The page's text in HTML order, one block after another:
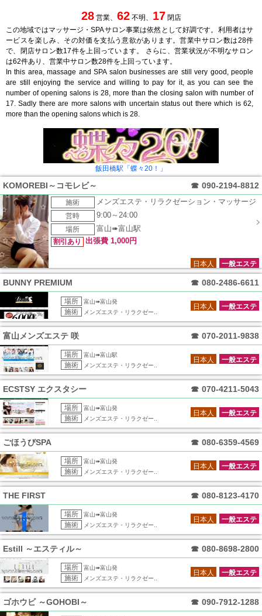
28営業、 62不明、 17 閉店
この地域ではマッサージ・SPAサロン事業は依然として好調です。利用者はサ
ービスを楽しみ、その対価を支払う意欲があります。営業中サロン数は28件
で、閉店サロン数17件を上回っています。 さらに、営業状況が不明なサロン
は62件あり、営業中サロン数28件を上回っています。
In this area, massage and SPA salon businesses are still very good, people
are still enjoying the service and willing to pay for it, as you can see the
number of opening salons is 28, more than the closing salon with number of
17. Sadly there are more salons with uncertain status out there which is 62,
more than the opening salons which is 28.
飯田橋駅「蝶々20！」
KOMOREBI～コモレビ～ ☎ 090-2194-8812
施術
メンズエステ・リラクゼーション・マッサージ
営時
9:00～24:00
場所
富山➠富山駅
割引あり
出張費 1,000円
一般エステ
日本人
BUNNY PREMIUM ☎ 080-2486-6611
場所 富山➠富山発
施術 メンズエステ・リラクゼー..
一般エステ
日本人
富山メンズエステ 咲 ☎ 070-2011-9838
場所 富山➠富山駅
施術 メンズエステ・リラクゼー..
一般エステ
日本人
ECSTSY エクスタシー ☎ 070-4211-5043
場所 富山➠富山発
施術 メンズエステ・リラクゼー..
一般エステ
日本人
ごほうびSPA ☎ 080-6359-4569
場所 富山➠富山発
施術 メンズエステ・リラクゼー..
一般エステ
日本人
THE FIRST ☎ 080-8123-4170
場所 富山➠富山発
施術 メンズエステ・リラクゼー..
一般エステ
日本人
Estill ～エスティル～ ☎ 080-8698-2800
場所 富山➠富山発
施術 メンズエステ・リラクゼー..
一般エステ
日本人
ゴホウビ ～GOHOBI～ ☎ 090-7912-1288